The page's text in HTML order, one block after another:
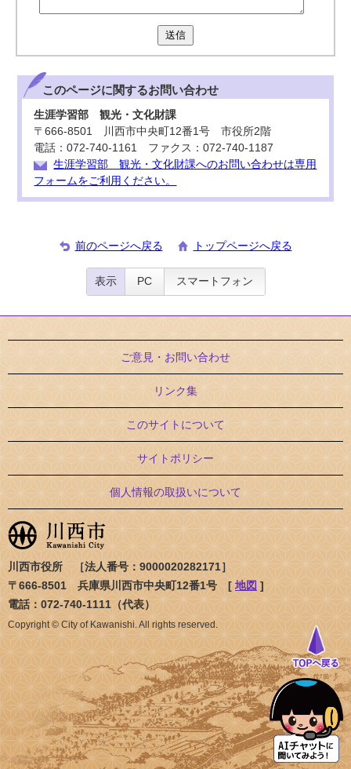
送信
このページに関するお問い合わせ
生涯学習部 観光・文化財課
〒666-8501 川西市中央町12番1号 市役所2階
電話：072-740-1161 ファクス：072-740-1187
生涯学習部 観光・文化財課へのお問い合わせは専用
フォームをご利用ください。
前のページへ戻る トップページへ戻る
表示 PC スマートフォン
ご意見・お問い合わせ
リンク集
このサイトについて
サイトポリシー
個人情報の取扱いについて
川西市役所 ［法人番号：9000020282171］
〒666-8501 兵庫県川西市中央町12番1号 [ 地図 ]
電話：072-740-1111（代表）
Copyright © City of Kawanishi. All rights reserved.